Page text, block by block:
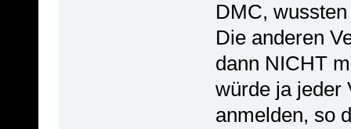
DMC,
Die anderen
dann NICHT
würde ja jeder
anmelden, so